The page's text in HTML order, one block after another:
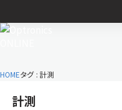
HOMEタグ : 計測
計測